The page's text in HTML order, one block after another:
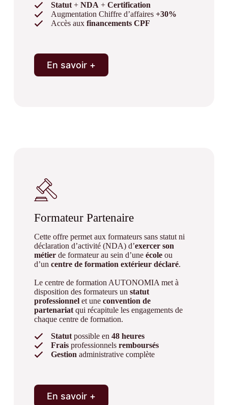
Statut+ NDA + Certification
Augmentation Chiffre d’affaires +30%
Accès aux financements CPF
En savoir +
Formateur Partenaire
Cette offre permet aux formateurs sans statut ni
déclaration d’activité (NDA) d’exercer son
métierde formateur au sein d’une écoleou
d’un centre de formation extérieur déclaré.
Le centre de formation AUTONOMIA met à
disposition des formateurs un statut
professionnelet une convention de
partenariatqui récapitule les engagements de
chaque centre de formation.
Statut possible en 48 heures
Fraisprofessionnels remboursés
Gestion administrative complète
En savoir +